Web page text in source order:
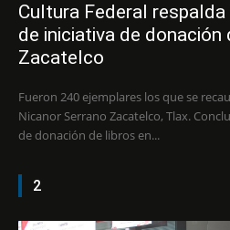
Cultura Federal
de iniciativa de donación
Zacatelco
Fueron 240 ejemplares los que se
Nicanor Serrano Zacatelco, Tlax. Concluyó con gran éxito la campaña
de donación de libros en...
2